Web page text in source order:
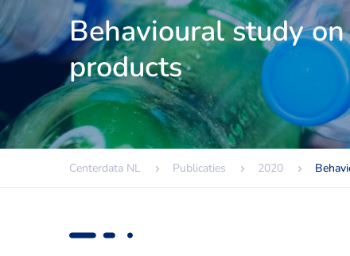
Behavioural study
products
Centerdata NL Publicaties 2020